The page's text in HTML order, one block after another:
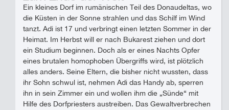
Ein kleines Dorf im rumänischen Teil des Donaudeltas, wo
die Küsten in der Sonne strahlen und das Schilf im Wind
tanzt. Adi ist 17 und verbringt einen letzten Sommer in der
Heimat. Im Herbst will er nach Bukarest ziehen und dort
ein Studium beginnen. Doch als er eines Nachts Opfer
eines brutalen homophoben Übergriffs wird, ist plötzlich
alles anders. Seine Eltern, die bisher nicht wussten, dass
ihr Sohn schwul ist, nehmen Adi das Handy ab, sperren
ihn in sein Zimmer ein und wollen ihm die „Sünde“ mit
Hilfe des Dorfpriesters austreiben. Das Gewaltverbrechen